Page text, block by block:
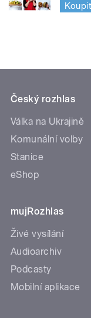
Koupit
Český rozhlas
Válka na Ukrajině
Komunální volby
Stanice
eShop
mujRozhlas
Živé vysílání
Audioarchiv
Podcasty
Mobilní aplikace